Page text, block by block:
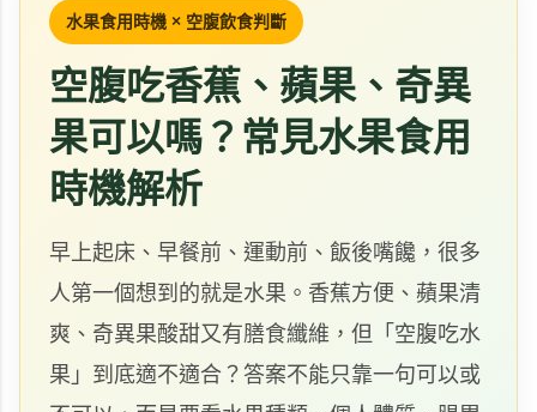
水果食用時機 × 空腹飲食判斷
空腹吃香蕉、蘋果、奇異
果可以嗎？常見水果食用
時機解析
早上起床、早餐前、運動前、飯後嘴饞，很多
人第一個想到的就是水果。香蕉方便、蘋果清
爽、奇異果酸甜又有膳食纖維，但「空腹吃水
果」到底適不適合？答案不能只靠一句可以或